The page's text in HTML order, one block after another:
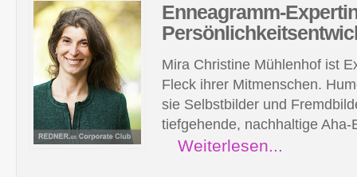
Enneagramm-
Mira Christine Mühlenhof ist
Fleck ihrer Mitmenschen.
sie Selbstbilder und
tiefgehende, nachhaltige Aha-
Weiterlesen...